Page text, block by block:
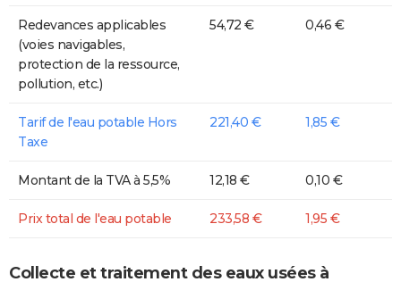
Redevances applicables
(voies navigables,
protection de la ressource,
pollution, etc.)
54,72 € 0,46 €
Tarif de l'eau potable Hors
Taxe
221,40 € 1,85 €
Montant de la TVA à 5,5% 12,18 € 0,10 €
Prix total de l'eau potable 233,58 € 1,95 €
Collecte et traitement des eaux usées à